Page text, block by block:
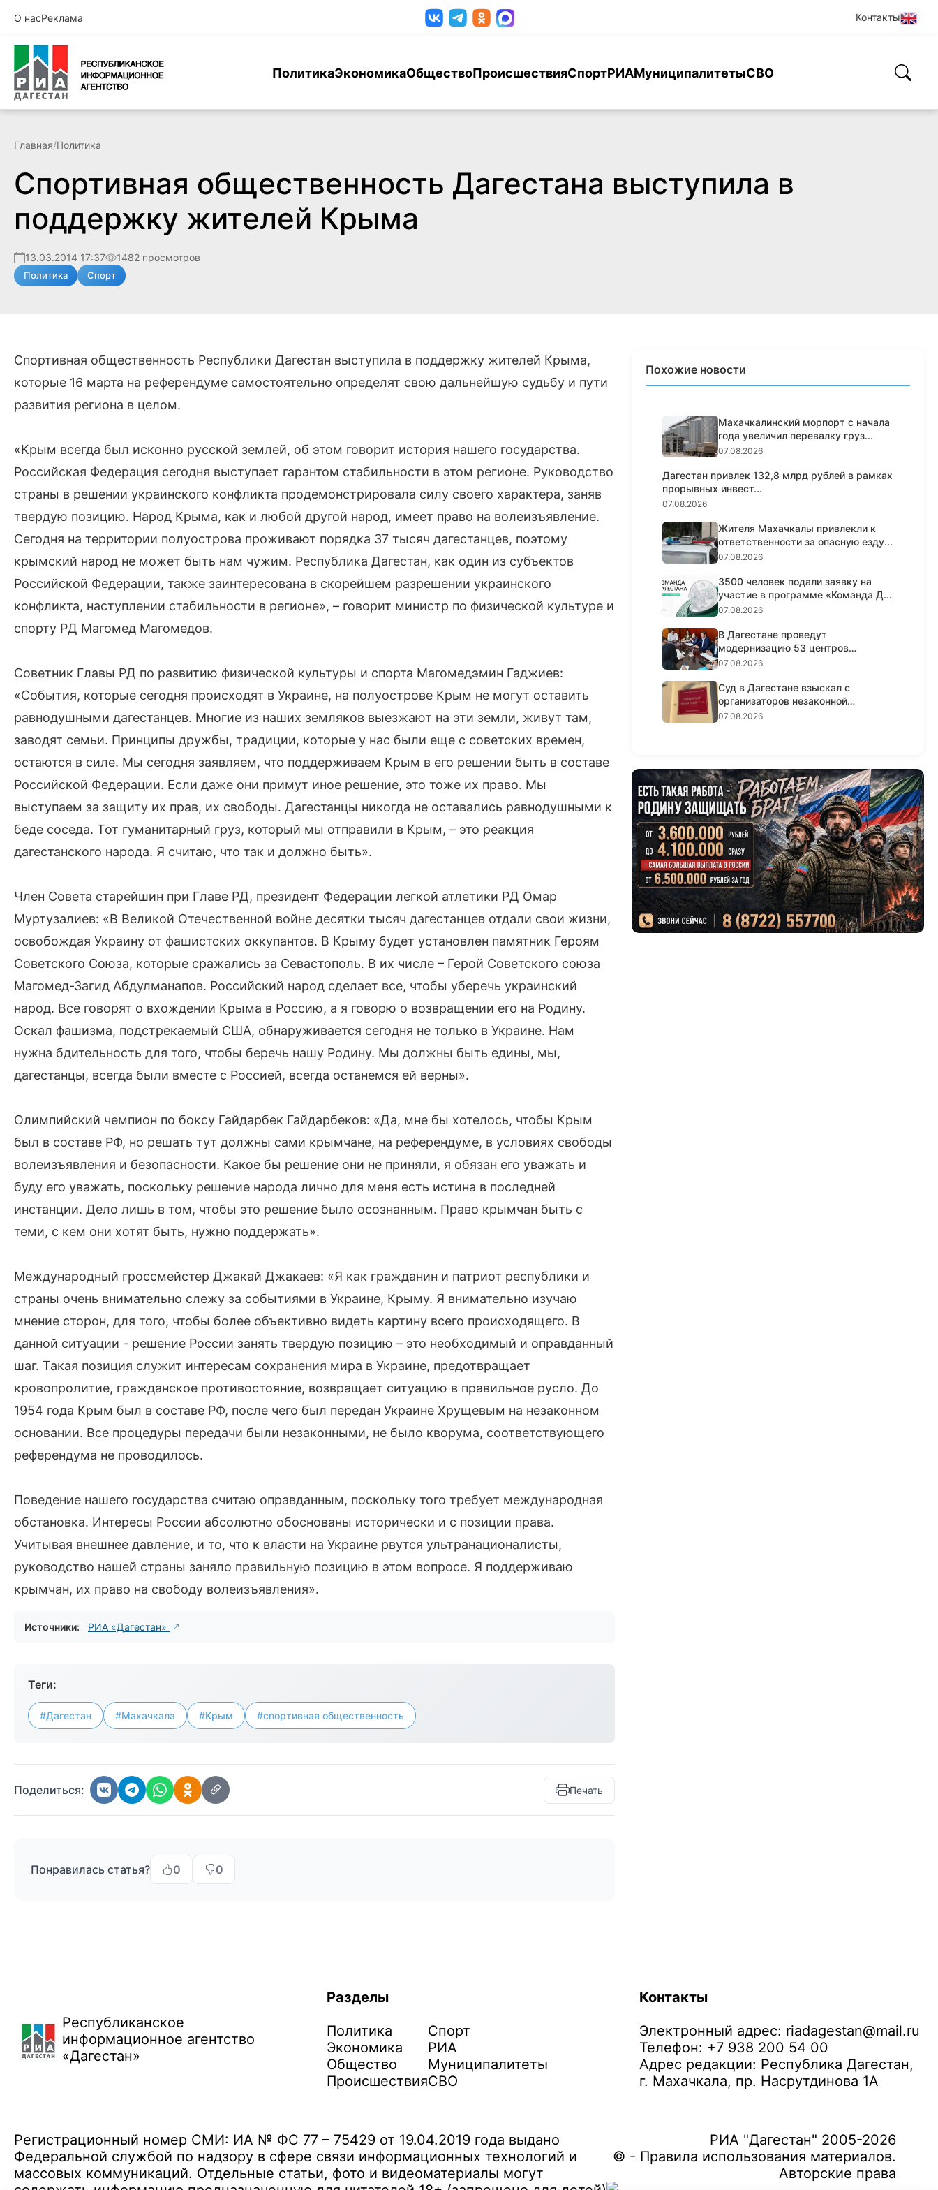
О насРеклама Контакты
ПолитикаЭкономикаОбществоПроисшествияСпортРИАМуниципалитетыСВО
Главная/Политика
Спортивная общественность Дагестана выступила в
поддержку жителей Крыма
13.03.2014 17:37 1482 просмотров
Политика Спорт
Спортивная общественность Республики Дагестан выступила в поддержку жителей Крыма,
которые 16 марта на референдуме самостоятельно определят свою дальнейшую судьбу и пути
развития региона в целом.
«Крым всегда был исконно русской землей, об этом говорит история нашего государства.
Российская Федерация сегодня выступает гарантом стабильности в этом регионе. Руководство
страны в решении украинского конфликта продемонстрировала силу своего характера, заняв
твердую позицию. Народ Крыма, как и любой другой народ, имеет право на волеизъявление.
Сегодня на территории полуострова проживают порядка 37 тысяч дагестанцев, поэтому
крымский народ не может быть нам чужим. Республика Дагестан, как один из субъектов
Российской Федерации, также заинтересована в скорейшем разрешении украинского
конфликта, наступлении стабильности в регионе», – говорит министр по физической культуре и
спорту РД Магомед Магомедов.
Советник Главы РД по развитию физической культуры и спорта Магомедэмин Гаджиев:
«События, которые сегодня происходят в Украине, на полуострове Крым не могут оставить
равнодушными дагестанцев. Многие из наших земляков выезжают на эти земли, живут там,
заводят семьи. Принципы дружбы, традиции, которые у нас были еще с советских времен,
остаются в силе. Мы сегодня заявляем, что поддерживаем Крым в его решении быть в составе
Российской Федерации. Если даже они примут иное решение, это тоже их право. Мы
выступаем за защиту их прав, их свободы. Дагестанцы никогда не оставались равнодушными к
беде соседа. Тот гуманитарный груз, который мы отправили в Крым, – это реакция
дагестанского народа. Я считаю, что так и должно быть».
Член Совета старейшин при Главе РД, президент Федерации легкой атлетики РД Омар
Муртузалиев: «В Великой Отечественной войне десятки тысяч дагестанцев отдали свои жизни,
освобождая Украину от фашистских оккупантов. В Крыму будет установлен памятник Героям
Советского Союза, которые сражались за Севастополь. В их числе – Герой Советского союза
Магомед-Загид Абдулманапов. Российский народ сделает все, чтобы уберечь украинский
народ. Все говорят о вхождении Крыма в Россию, а я говорю о возвращении его на Родину.
Оскал фашизма, подстрекаемый США, обнаруживается сегодня не только в Украине. Нам
нужна бдительность для того, чтобы беречь нашу Родину. Мы должны быть едины, мы,
дагестанцы, всегда были вместе с Россией, всегда останемся ей верны».
Олимпийский чемпион по боксу Гайдарбек Гайдарбеков: «Да, мне бы хотелось, чтобы Крым
был в составе РФ, но решать тут должны сами крымчане, на референдуме, в условиях свободы
волеизъявления и безопасности. Какое бы решение они не приняли, я обязан его уважать и
буду его уважать, поскольку решение народа лично для меня есть истина в последней
инстанции. Дело лишь в том, чтобы это решение было осознанным. Право крымчан быть с
теми, с кем они хотят быть, нужно поддержать».
Международный гроссмейстер Джакай Джакаев: «Я как гражданин и патриот республики и
страны очень внимательно слежу за событиями в Украине, Крыму. Я внимательно изучаю
мнение сторон, для того, чтобы более объективно видеть картину всего происходящего. В
данной ситуации - решение России занять твердую позицию – это необходимый и оправданный
шаг. Такая позиция служит интересам сохранения мира в Украине, предотвращает
кровопролитие, гражданское противостояние, возвращает ситуацию в правильное русло. До
1954 года Крым был в составе РФ, после чего был передан Украине Хрущевым на незаконном
основании. Все процедуры передачи были незаконными, не было кворума, соответствующего
референдума не проводилось.
Поведение нашего государства считаю оправданным, поскольку того требует международная
обстановка. Интересы России абсолютно обоснованы исторически и с позиции права.
Учитывая внешнее давление, и то, что к власти на Украине рвутся ультранационалисты,
руководство нашей страны заняло правильную позицию в этом вопросе. Я поддерживаю
крымчан, их право на свободу волеизъявления».
Источники: РИА «Дагестан»
Теги:
#Дагестан #Махачкала #Крым #спортивная общественность
Поделиться: Печать
Понравилась статья? 0 0
Похожие новости
Махачкалинский морпорт с начала
года увеличил перевалку груз...
07.08.2026
Дагестан привлек 132,8 млрд рублей в рамках
прорывных инвест...
07.08.2026
Жителя Махачкалы привлекли к
ответственности за опасную езду...
07.08.2026
3500 человек подали заявку на
участие в программе «Команда Д...
07.08.2026
В Дагестане проведут
модернизацию 53 центров
занятости насел...
07.08.2026
Суд в Дагестане взыскал с
организаторов незаконной
банковско...
07.08.2026
Республиканское
информационное агентство
«Дагестан»
Разделы
Политика
Экономика
Общество
Происшествия
Спорт
РИА
Муниципалитеты
СВО
Контакты
Электронный адрес: riadagestan@mail.ru
Телефон: +7 938 200 54 00
Адрес редакции: Республика Дагестан,
г. Махачкала, пр. Насрутдинова 1А
Регистрационный номер СМИ: ИА № ФС 77 – 75429 от 19.04.2019 года выдано
Федеральной службой по надзору в сфере связи информационных технологий и
массовых коммуникаций. Отдельные статьи, фото и видеоматериалы могут
РИА "Дагестан" 2005-2026
© - Правила использования материалов.
Авторские права